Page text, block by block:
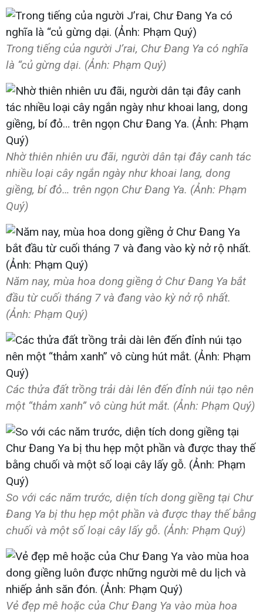
Trong tiếng của người J’rai, Chư Đang Ya có nghĩa
là “củ gừng dại. (Ảnh: Phạm Quý)
Nhờ thiên nhiên ưu đãi, người dân tại đây canh tác
nhiều loại cây ngắn ngày như khoai lang, dong
giềng, bí đỏ… trên ngọn Chư Đang Ya. (Ảnh: Phạm
Quý)
Năm nay, mùa hoa dong giềng ở Chư Đang Ya bắt
đầu từ cuối tháng 7 và đang vào kỳ nở rộ nhất.
(Ảnh: Phạm Quý)
Các thửa đất trồng trải dài lên đến đỉnh núi tạo nên
một “thảm xanh” vô cùng hút mắt. (Ảnh: Phạm Quý)
So với các năm trước, diện tích dong giềng tại Chư
Đang Ya bị thu hẹp một phần và được thay thế bằng
chuối và một số loại cây lấy gỗ. (Ảnh: Phạm Quý)
Vẻ đẹp mê hoặc của Chư Đang Ya vào mùa hoa